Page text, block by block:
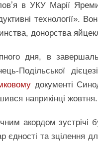
в УКУ Марії
технології».
донорства
дня, в
Подільської
документі
наприкінці жовтня.
акордом зустрічі
єдності та зцілення